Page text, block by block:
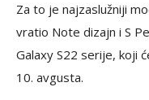
Za to je najzaslužniji
vratio Note dizajn i S
Galaxy S22 serije, koji
10. avgusta.